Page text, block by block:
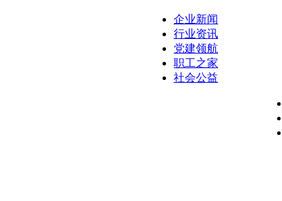
企业新闻
行业资讯
党建领航
职工之家
社会公益